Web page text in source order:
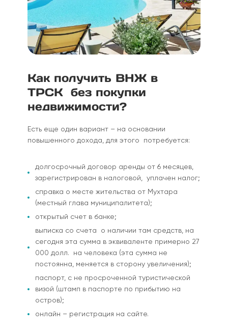
Как получить ВНЖ в
ТРСК без покупки
недвижимости?
Есть еще один вариант – на основании
повышенного дохода, для этого потребуется:
долгосрочный договор аренды от 6 месяцев,
зарегистрирован в налоговой, уплачен налог;
справка о месте жительства от Мухтара
(местный глава муниципалитета);
открытый счет в банке;
выписка со счета о наличии там средств, на
сегодня эта сумма в эквиваленте примерно 27
000 долл. на человека (эта сумма не
постоянна, меняется в сторону увеличения);
паспорт, с не просроченной туристической
визой (штамп в паспорте по прибытию на
остров);
онлайн – регистрация на сайте.